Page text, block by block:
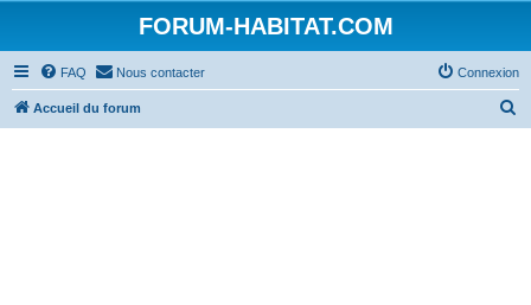
FORUM-HABITAT.COM
FAQ Nous contacter Connexion
Accueil du forum